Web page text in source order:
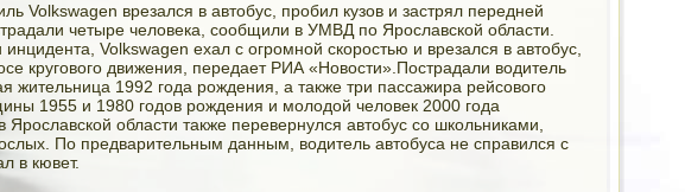
Volkswagen врезался в автобус, пробил кузов и застрял передней
четыре человека, сообщили в УМВД по Ярославской области.
Volkswagen ехал с огромной скоростью и врезался в автобус,
кругового движения, передает РИА «Новости».Пострадали водитель
жительница 1992 года рождения, а также три пассажира рейсового
1955 и 1980 годов рождения и молодой человек 2000 года
Ярославской области также перевернулся автобус со школьниками,
По предварительным данным, водитель автобуса не справился с
в кювет.